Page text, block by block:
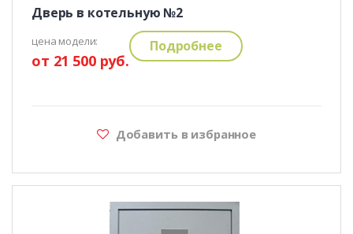
Дверь в котельную №2
цена модели:
от 21 500 руб.
Подробнее
Добавить в избранное